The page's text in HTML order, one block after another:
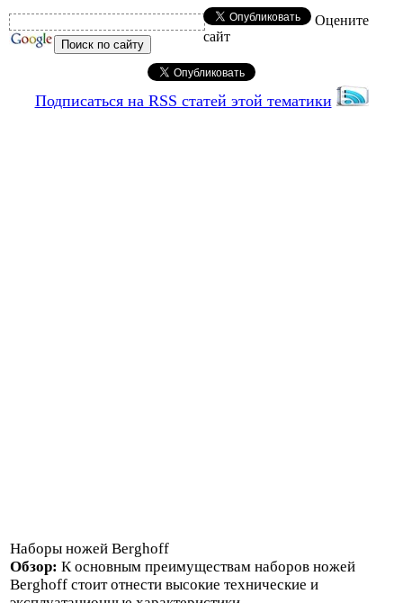
Оцените
сайт
Подписаться на RSS статей этой тематики
Наборы ножей Berghoff
Обзор: К основным преимуществам наборов ножей
Berghoff стоит отнести высокие технические и